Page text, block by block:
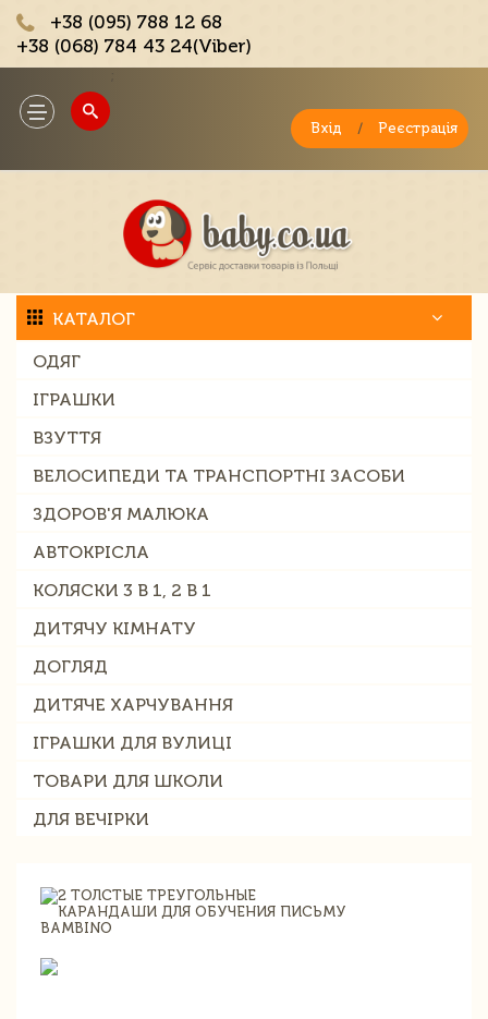
+38 (095) 788 12 68
+38 (068) 784 43 24(Viber)
Toggle
navigation
Вхід / Реєстрація
КАТАЛОГ
ОДЯГ
ІГРАШКИ
ВЗУТТЯ
ВЕЛОСИПЕДИ ТА ТРАНСПОРТНІ ЗАСОБИ
ЗДОРОВ'Я МАЛЮКА
АВТОКРІСЛА
КОЛЯСКИ 3 В 1, 2 В 1
ДИТЯЧУ КІМНАТУ
ДОГЛЯД
ДИТЯЧЕ ХАРЧУВАННЯ
ІГРАШКИ ДЛЯ ВУЛИЦІ
ТОВАРИ ДЛЯ ШКОЛИ
ДЛЯ ВЕЧІРКИ